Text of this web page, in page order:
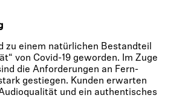
zu einem natürlichen Bestandteil
von Covid-19 geworden. Im Zuge
die Anforderungen an Fern-
gestiegen. Kunden erwarten
und ein authentisches